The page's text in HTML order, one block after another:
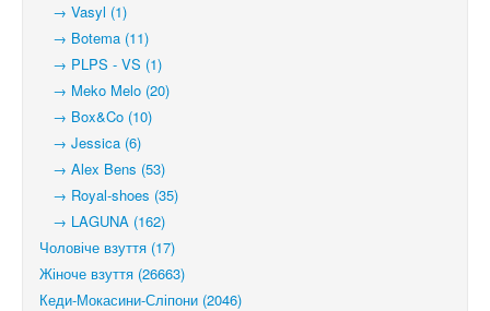
→ Vasyl (1)
→ Botema (11)
→ PLPS - VS (1)
→ Meko Melo (20)
→ Box&Co (10)
→ Jessica (6)
→ Alex Bens (53)
→ Royal-shoes (35)
→ LAGUNA (162)
Чоловіче взуття (17)
Жіноче взуття (26663)
Кеди-Мокасини-Сліпони (2046)